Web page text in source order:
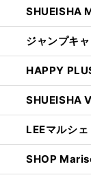
SHUEISHA
ジャンプキ
HAPPY
SHUEISHA
LEEマルシェ
SHOP